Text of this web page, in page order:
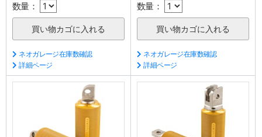
数量：
ネオガレージ在庫数確認
詳細ページ
数量：
ネオガレージ在庫数確認
詳細ページ